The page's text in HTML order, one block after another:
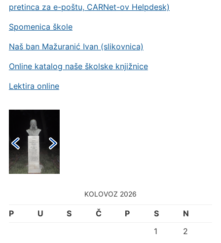
pretinca za e-poštu, CARNet-ov Helpdesk)
Spomenica škole
Naš ban Mažuranić Ivan (slikovnica)
Online katalog naše školske knjižnice
Lektira online
KOLOVOZ 2026
P U S Č P S
N
1
2